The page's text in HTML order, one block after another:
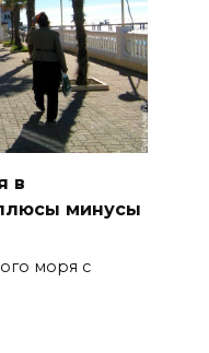
в
минусы
моря с